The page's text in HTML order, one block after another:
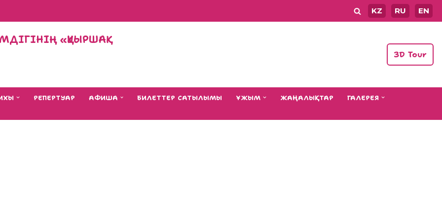
KZ RU EN
«ҚУЫРШАҚ
3D Tour
РЕПЕРТУАР АФИША БИЛЕТТЕР САТЫЛЫМЫ ҰЖЫМ ЖАҢАЛЫҚТАР
ГАЛЕРЕЯ